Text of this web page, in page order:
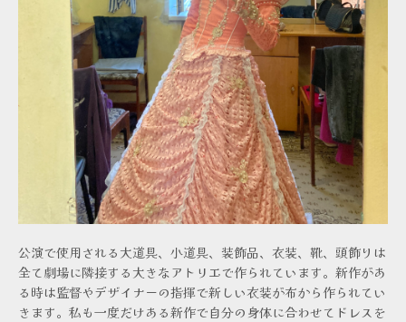
公演で使用される大道具、小道具、装飾品、衣装、靴、頭飾りは
全て劇場に隣接する大きなアトリエで作られています。新作があ
る時は監督やデザイナーの指揮で新しい衣装が布から作られてい
きます。私も一度だけある新作で自分の身体に合わせてドレスを